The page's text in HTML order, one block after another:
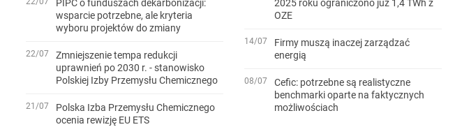
PIPC o funduszach dekarbonizacji:
wsparcie potrzebne, ale kryteria
wyboru projektów do zmiany
22/07
Zmniejszenie tempa redukcji
uprawnień po 2030 r. - stanowisko
Polskiej Izby Przemysłu Chemicznego
21/07
Polska Izba Przemysłu Chemicznego
ocenia rewizję EU ETS
2025 roku ograniczono już 1,4 TWh z
OZE
14/07
Firmy muszą inaczej zarządzać
energią
08/07
Cefic: potrzebne są realistyczne
benchmarki oparte na faktycznych
możliwościach